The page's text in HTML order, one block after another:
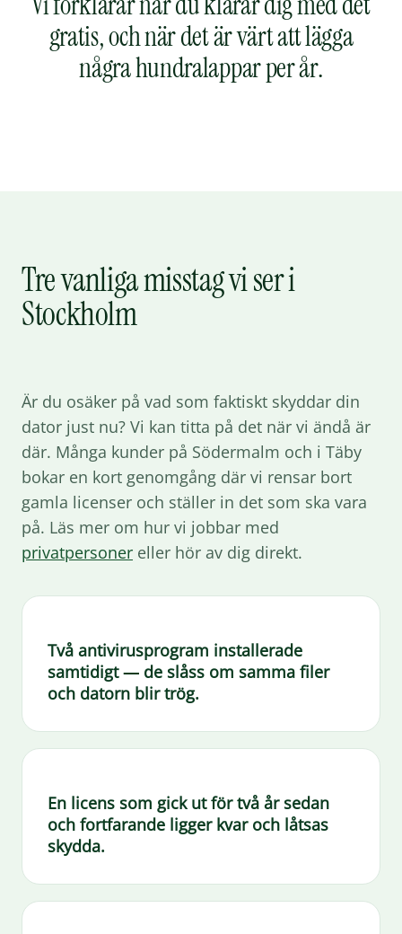
gratis, och när det är värt att lägga
några hundralappar per år.
Tre vanliga misstag vi ser i
Stockholm
Är du osäker på vad som faktiskt skyddar din
dator just nu? Vi kan titta på det när vi ändå är
där. Många kunder på Södermalm och i Täby
bokar en kort genomgång där vi rensar bort
gamla licenser och ställer in det som ska vara
på. Läs mer om hur vi jobbar med
privatpersoner eller hör av dig direkt.
Två antivirusprogram installerade
samtidigt — de slåss om samma filer
och datorn blir trög.
En licens som gick ut för två år sedan
och fortfarande ligger kvar och låtsas
skydda.